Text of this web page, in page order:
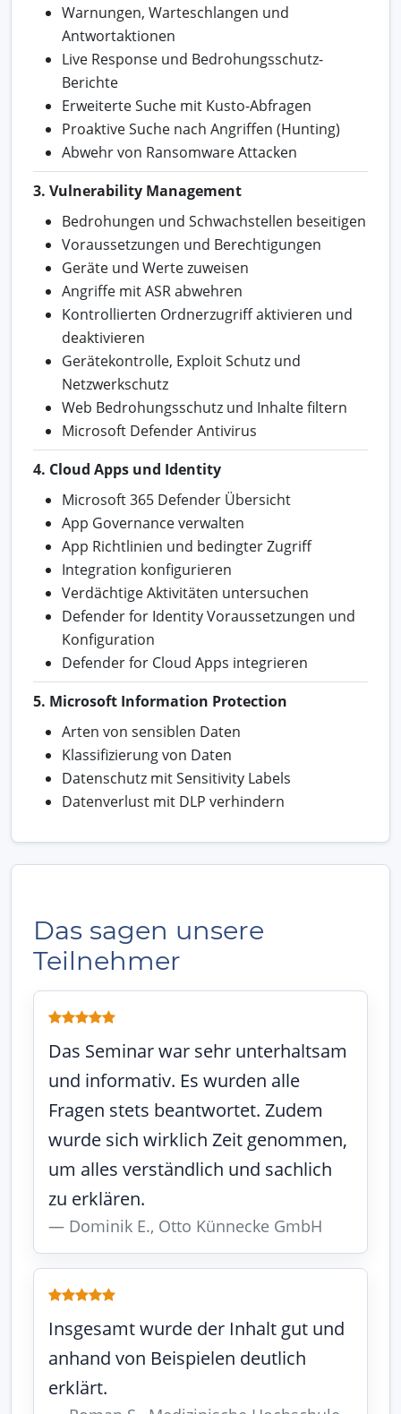
Warnungen, Warteschlangen und
Antwortaktionen
Live Response und Bedrohungsschutz-
Berichte
Erweiterte Suche mit Kusto-Abfragen
Proaktive Suche nach Angriffen (Hunting)
Abwehr von Ransomware Attacken
3. Vulnerability Management
Bedrohungen und Schwachstellen beseitigen
Voraussetzungen und Berechtigungen
Geräte und Werte zuweisen
Angriffe mit ASR abwehren
Kontrollierten Ordnerzugriff aktivieren und
deaktivieren
Gerätekontrolle, Exploit Schutz und
Netzwerkschutz
Web Bedrohungsschutz und Inhalte filtern
Microsoft Defender Antivirus
4. Cloud Apps und Identity
Microsoft 365 Defender Übersicht
App Governance verwalten
App Richtlinien und bedingter Zugriff
Integration konfigurieren
Verdächtige Aktivitäten untersuchen
Defender for Identity Voraussetzungen und
Konfiguration
Defender for Cloud Apps integrieren
5. Microsoft Information Protection
Arten von sensiblen Daten
Klassifizierung von Daten
Datenschutz mit Sensitivity Labels
Datenverlust mit DLP verhindern
Das sagen unsere
Teilnehmer
Das Seminar war sehr unterhaltsam
und informativ. Es wurden alle
Fragen stets beantwortet. Zudem
wurde sich wirklich Zeit genommen,
um alles verständlich und sachlich
zu erklären.
Dominik E., Otto Künnecke GmbH
Insgesamt wurde der Inhalt gut und
anhand von Beispielen deutlich
erklärt.